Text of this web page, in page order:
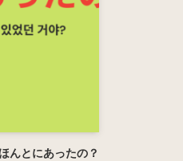
んとにあったの？